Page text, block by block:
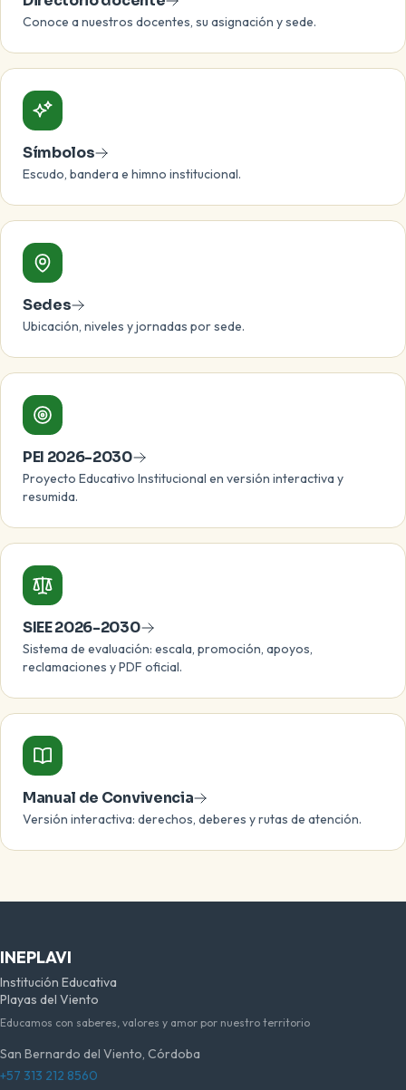
Conoce a nuestros docentes, su asignación y sede.
Símbolos
Escudo, bandera e himno institucional.
Sedes
Ubicación, niveles y jornadas por sede.
PEI 2026-2030
Proyecto Educativo Institucional en versión interactiva y
resumida.
SIEE 2026-2030
Sistema de evaluación: escala, promoción, apoyos,
reclamaciones y PDF oficial.
Manual de Convivencia
Versión interactiva: derechos, deberes y rutas de atención.
INEPLAVI
Institución Educativa
Playas del Viento
Educamos con saberes, valores y amor por nuestro territorio
San Bernardo del Viento, Córdoba
+57 313 212 8560